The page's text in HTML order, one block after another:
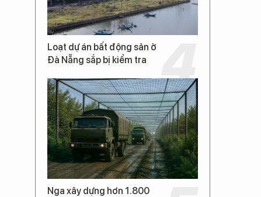
Loạt dự án bất động sản ở
Đà Nẵng sắp bị kiểm tra
Nga xây dựng hơn 1.800